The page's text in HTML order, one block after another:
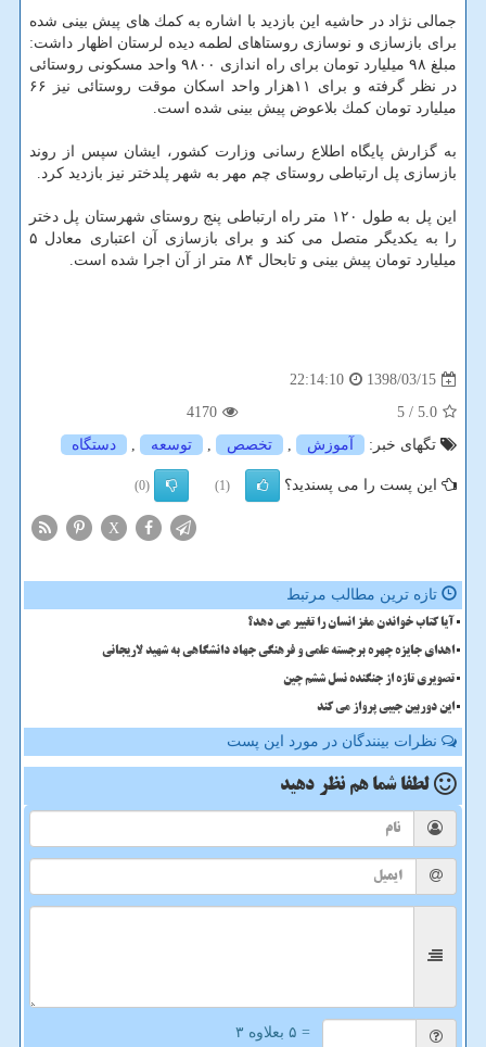
جمالی نژاد در حاشیه این بازدید با اشاره به كمك های پیش بینی شده
برای بازسازی و نوسازی روستاهای لطمه دیده لرستان اظهار داشت:
مبلغ ۹۸ میلیارد تومان برای راه اندازی ۹۸۰۰ واحد مسكونی روستائی
در نظر گرفته و برای ۱۱هزار واحد اسكان موقت روستائی نیز ۶۶
میلیارد تومان كمك بلاعوض پیش بینی شده است.
به گزارش پایگاه اطلاع رسانی وزارت كشور، ایشان سپس از روند
بازسازی پل ارتباطی روستای چم مهر به شهر پلدختر نیز بازدید كرد.
این پل به طول ۱۲۰ متر راه ارتباطی پنج روستای شهرستان پل دختر
را به یكدیگر متصل می كند و برای بازسازی آن اعتباری معادل ۵
میلیارد تومان پیش بینی و تابحال ۸۴ متر از آن اجرا شده است.
1398/03/15
22:14:10
5.0
/ 5
4170
تگهای خبر:
آموزش , تخصص , توسعه , دستگاه
این پست را می پسندید؟ (1)
(0)
X
تازه ترین مطالب مرتبط
آیا کتاب خواندن مغز انسان را تغییر می دهد؟
اهدای جایزه چهره برجسته علمی و فرهنگی جهاد دانشگاهی به شهید لاریجانی
تصویری تازه از جنگنده نسل ششم چین
این دوربین جیبی پرواز می کند
نظرات بینندگان در مورد این پست
لطفا شما هم نظر دهید
= ۵ بعلاوه ۳